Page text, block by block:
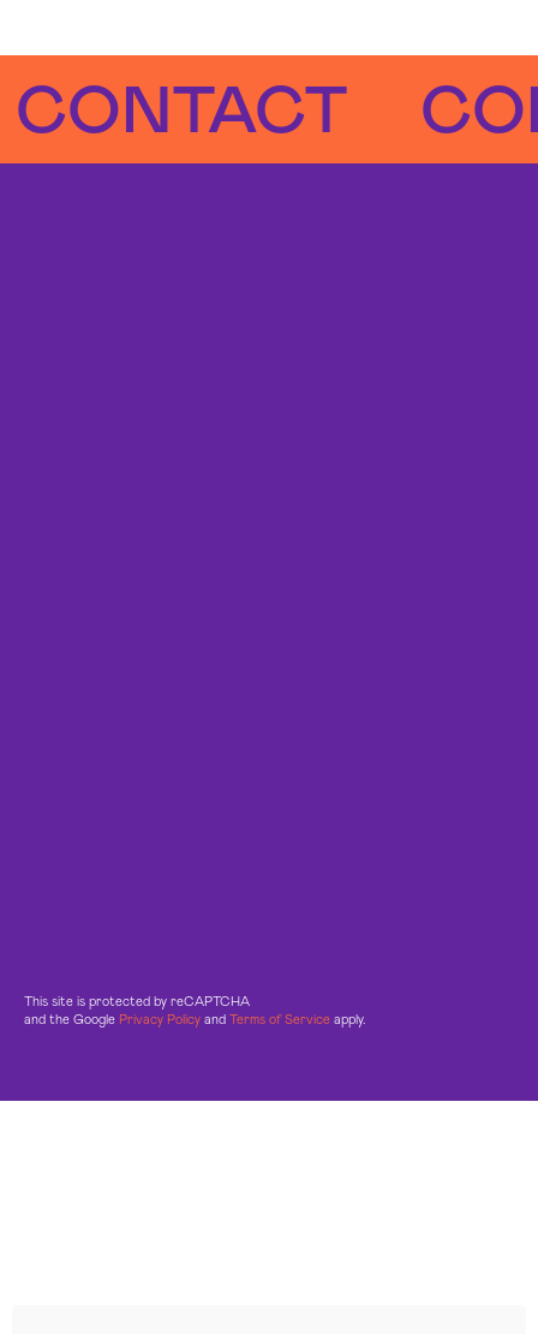
This site is protected by reCAPTCHA
and the Google Privacy Policy and Terms of Service apply.